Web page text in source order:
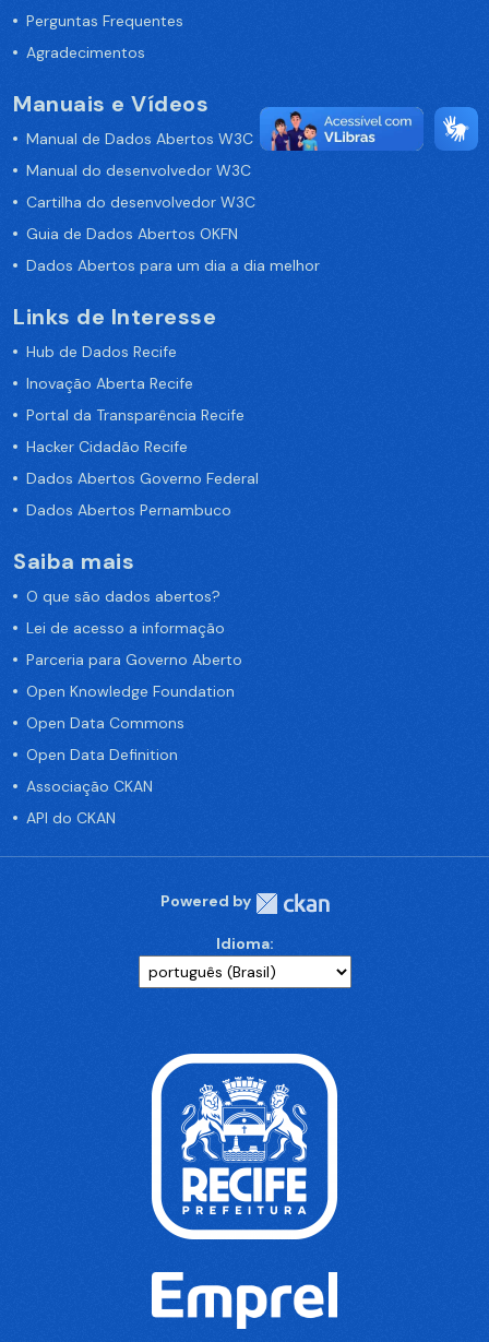
Perguntas Frequentes
Agradecimentos
Manuais e Vídeos
Manual de Dados Abertos W3C
Manual do desenvolvedor W3C
Cartilha do desenvolvedor W3C
Guia de Dados Abertos OKFN
Dados Abertos para um dia a dia melhor
Links de Interesse
Hub de Dados Recife
Inovação Aberta Recife
Portal da Transparência Recife
Hacker Cidadão Recife
Dados Abertos Governo Federal
Dados Abertos Pernambuco
Saiba mais
O que são dados abertos?
Lei de acesso a informação
Parceria para Governo Aberto
Open Knowledge Foundation
Open Data Commons
Open Data Definition
Associação CKAN
API do CKAN
Powered by
Idioma